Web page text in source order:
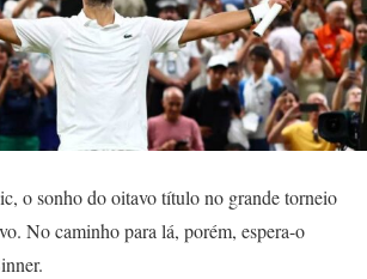
o sonho do oitavo título no grande torneio
No caminho para lá, porém, espera-o